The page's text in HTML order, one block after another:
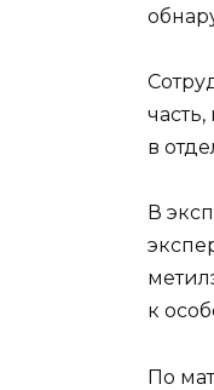
в
В
к
По